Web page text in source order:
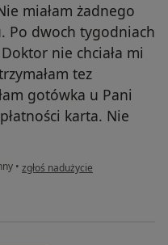
miałam żadnego
Po dwoch tygodniach
nie chciała mi
tez
gotówka u Pani
karta. Nie
• w opinii użytkownika Mimi
zgłoś nadużycie